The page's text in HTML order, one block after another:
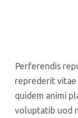
Perferendis
reprederit vitae
quidem animi
voluptatib uod